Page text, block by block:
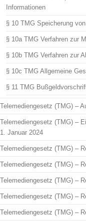
Informationen
§ 10 TMG Speicherung
§ 10a TMG Verfahren zur
§ 10b TMG Verfahren zur
§ 10c TMG Allgemeine
§ 11 TMG
Telemediengesetz (TMG) –
Telemediengesetz (TMG) –
1. Januar 2024
Telemediengesetz (TMG) –
Telemediengesetz (TMG) –
Telemediengesetz (TMG) –
Telemediengesetz (TMG) –
Telemediengesetz (TMG) –